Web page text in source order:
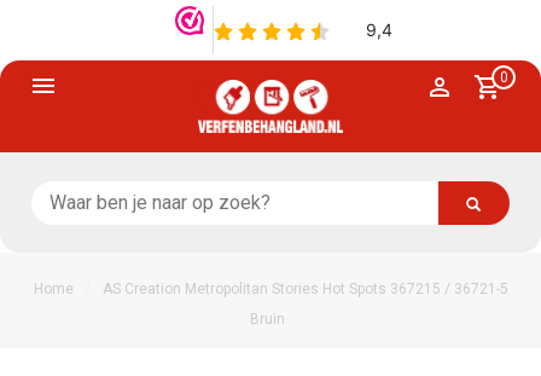
0
Home
AS Creation Metropolitan Stories Hot Spots 367215 / 36721-5
Bruin